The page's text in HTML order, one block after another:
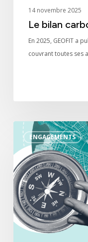
14 novembre 2025
Le bilan
En 2025, GEOFIT a
couvrant toutes ses
ENGAGEMENTS
rapport
RSE
2024